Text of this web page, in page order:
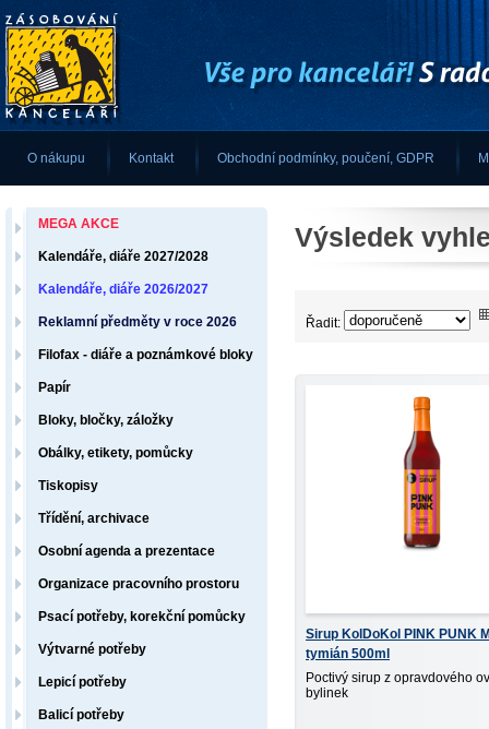
Výsledek
Řadit:
Sirup KolDoKol PINK PUNK
tymián 500ml
Poctivý sirup z opravdového
bylinek
MEGA AKCE
Kalendáře, diáře 2027/2028
Kalendáře, diáře 2026/2027
Reklamní předměty v roce 2026
Filofax - diáře a poznámkové bloky
Papír
Bloky, bločky, záložky
Obálky, etikety, pomůcky
Tiskopisy
Třídění, archivace
Osobní agenda a prezentace
Organizace pracovního prostoru
Psací potřeby, korekční pomůcky
Výtvarné potřeby
Lepicí potřeby
Balicí potřeby
O nákupu Kontakt Obchodní podmínky, poučení, GDPR